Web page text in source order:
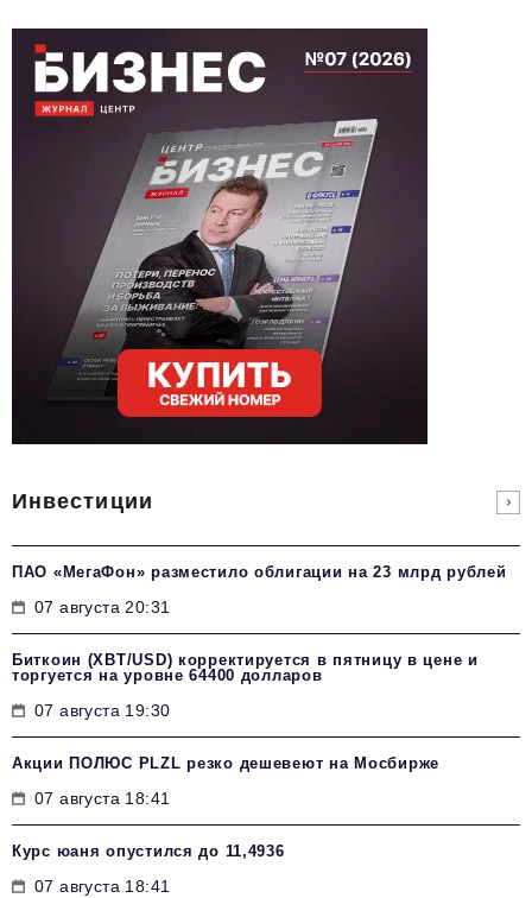
Инвестиции
ПАО «МегаФон» разместило облигации на 23 млрд рублей
07 августа 20:31
Биткоин (XBT/USD) корректируется в пятницу в цене и
торгуется на уровне 64400 долларов
07 августа 19:30
Акции ПОЛЮС PLZL резко дешевеют на Мосбирже
07 августа 18:41
Курс юаня опустился до 11,4936
07 августа 18:41